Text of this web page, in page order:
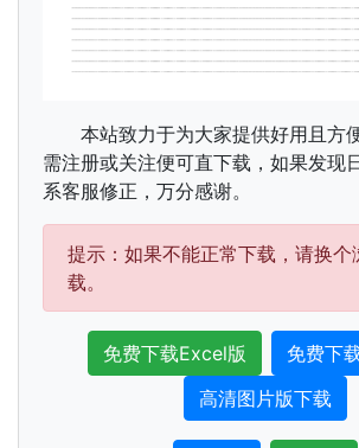
本站致力于为大家提供好用且方
需注册或关注便可直下载，如果发现
系客服修正，万分感谢。
提示：如果不能正常下载，请换个
载。
免费下载Excel版
免费下
高清图片版下载